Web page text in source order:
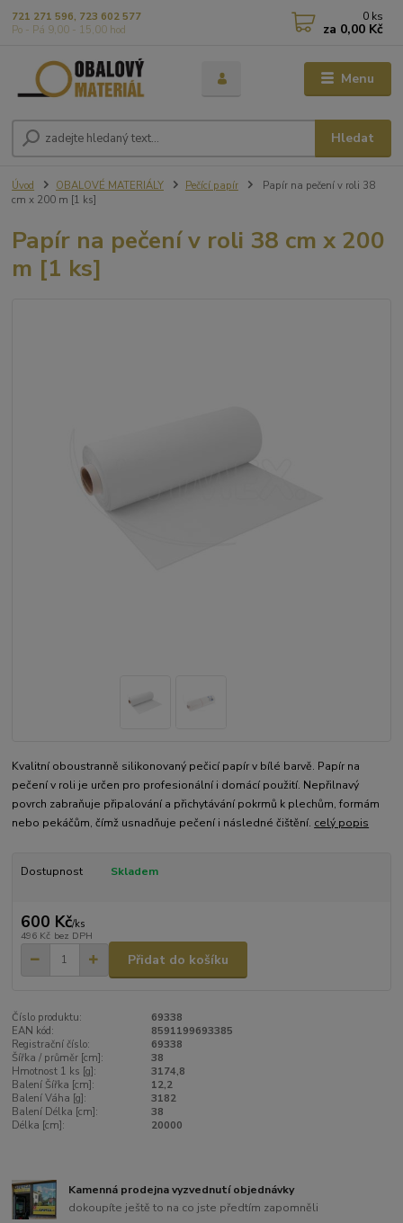
Menu
Hledat
721 271 596, 723 602 577
Po - Pá 9,00 - 15,00 hod
0 ks
za 0,00 Kč
Úvod OBALOVÉ MATERIÁLY Pečící papír
Papír na pečení v roli 38
cm x 200 m [1 ks]
Papír na pečení v roli 38 cm x 200
m [1 ks]
Kvalitní oboustranně silikonovaný pečicí papír v bílé barvě. Papír na
pečení v roli je určen pro profesionální i domácí použití. Nepřilnavý
povrch zabraňuje připalování a přichytávání pokrmů k plechům, formám
nebo pekáčům, čímž usnadňuje pečení i následné čištění. celý popis
Dostupnost Skladem
600 Kč/ks
496 Kč bez DPH
Přidat do košíku
Číslo produktu:
69338
EAN kód:
8591199693385
Registrační číslo:
69338
Šířka / průměr [cm]:
38
Hmotnost 1 ks [g]:
3174,8
Balení Šířka [cm]:
12,2
Balení Váha [g]:
3182
Balení Délka [cm]:
38
Délka [cm]:
20000
Kamenná prodejna vyzvednutí objednávky
dokoupíte ještě to na co jste předtím zapomněli